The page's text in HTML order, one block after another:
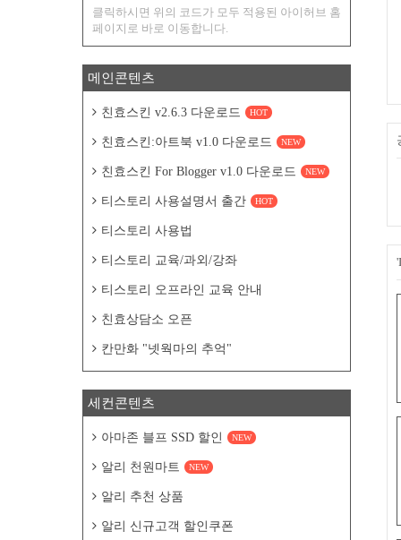
클릭하시면 위의 코드가 모두 적용된 아이허브 홈
페이지로 바로 이동합니다.
메인콘텐츠
친효스킨 v2.6.3 다운로드 HOT
친효스킨:아트북 v1.0 다운로드 NEW
친효스킨 For Blogger v1.0 다운로드 NEW
티스토리 사용설명서 출간 HOT
티스토리 사용법
티스토리 교육/과외/강좌
티스토리 오프라인 교육 안내
친효상담소 오픈
칸만화 "넷웍마의 추억"
세컨콘텐츠
아마존 블프 SSD 할인 NEW
알리 천원마트 NEW
알리 추천 상품
알리 신규고객 할인쿠폰